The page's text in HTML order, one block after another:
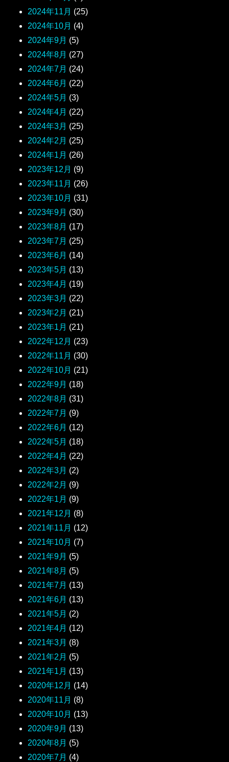
2024年11月 (25)
2024年10月 (4)
2024年9月 (5)
2024年8月 (27)
2024年7月 (24)
2024年6月 (22)
2024年5月 (3)
2024年4月 (22)
2024年3月 (25)
2024年2月 (25)
2024年1月 (26)
2023年12月 (9)
2023年11月 (26)
2023年10月 (31)
2023年9月 (30)
2023年8月 (17)
2023年7月 (25)
2023年6月 (14)
2023年5月 (13)
2023年4月 (19)
2023年3月 (22)
2023年2月 (21)
2023年1月 (21)
2022年12月 (23)
2022年11月 (30)
2022年10月 (21)
2022年9月 (18)
2022年8月 (31)
2022年7月 (9)
2022年6月 (12)
2022年5月 (18)
2022年4月 (22)
2022年3月 (2)
2022年2月 (9)
2022年1月 (9)
2021年12月 (8)
2021年11月 (12)
2021年10月 (7)
2021年9月 (5)
2021年8月 (5)
2021年7月 (13)
2021年6月 (13)
2021年5月 (2)
2021年4月 (12)
2021年3月 (8)
2021年2月 (5)
2021年1月 (13)
2020年12月 (14)
2020年11月 (8)
2020年10月 (13)
2020年9月 (13)
2020年8月 (5)
2020年7月 (4)